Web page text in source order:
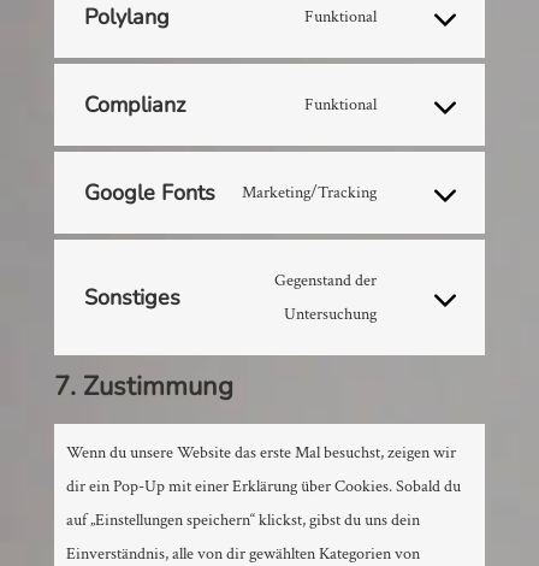
service
Polylang Funktional
Consent
to
service
Complianz Funktional
Consent
to
service
Google Fonts Marketing/Tracking
Consent
to
google-
Sonstiges
Gegenstand der
Untersuchung
Consent
7. Zustimmung
Wenn du unsere Website das erste Mal besuchst, zeigen wir
dir ein Pop-Up mit einer Erklärung über Cookies. Sobald du
auf „Einstellungen speichern“ klickst, gibst du uns dein
Einverständnis, alle von dir gewählten Kategorien von